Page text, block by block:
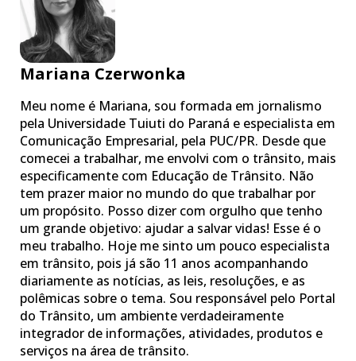
Mariana Czerwonka
Meu nome é Mariana, sou formada em jornalismo
pela Universidade Tuiuti do Paraná e especialista em
Comunicação Empresarial, pela PUC/PR. Desde que
comecei a trabalhar, me envolvi com o trânsito, mais
especificamente com Educação de Trânsito. Não
tem prazer maior no mundo do que trabalhar por
um propósito. Posso dizer com orgulho que tenho
um grande objetivo: ajudar a salvar vidas! Esse é o
meu trabalho. Hoje me sinto um pouco especialista
em trânsito, pois já são 11 anos acompanhando
diariamente as notícias, as leis, resoluções, e as
polêmicas sobre o tema. Sou responsável pelo Portal
do Trânsito, um ambiente verdadeiramente
integrador de informações, atividades, produtos e
serviços na área de trânsito.